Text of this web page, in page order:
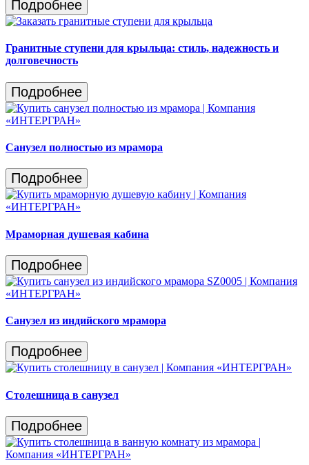
Подробнее
Гранитные ступени для крыльца: стиль, надежность и
долговечность
Подробнее
Санузел полностью из мрамора
Подробнее
Мраморная душевая кабина
Подробнее
Санузел из индийского мрамора
Подробнее
Столешница в санузел
Подробнее